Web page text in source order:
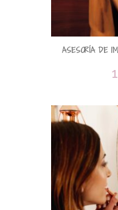
ASESORÍA DE